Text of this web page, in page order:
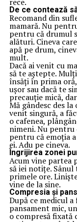
De ce contează
Recomand din
mamară. Nu
pentru că drumul
alături. Cineva
apă pe drum,
mult.
Dacă ai venit cu
să te aștepte.
însăți în prima
ușor sau dacă te
precauție mică,
Mă gândesc des
venit singură, a
o cafenea,
nimeni. Nu pentru
pentru că emoția
ei. Adu pe cineva.
Îngrijirea zonei
Acum vine partea
să iei notițe.
primele ore.
vine de la sine.
Compresia și
După ce medicul
pansament mic,
o compresă fixată